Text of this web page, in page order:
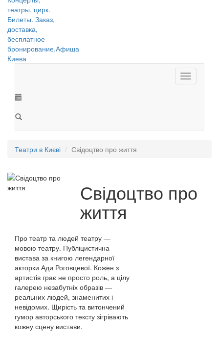
Toggle
navigation
Театри в Києві Свідоцтво про життя
Свідоцтво про
життя
Про театр та людей театру —
мовою театру. Публіцистична
вистава за книгою легендарної
акторки Ади Роговцевої. Кожен з
артистів грає не просто роль, а цілу
галерею незабутніх образів —
реальних людей, знаменитих і
невідомих. Щирість та витончений
гумор авторського тексту зігрівають
кожну сцену вистави.